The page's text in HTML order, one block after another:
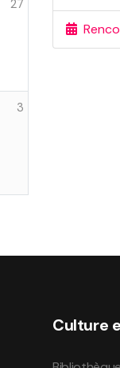
27
3
Culture